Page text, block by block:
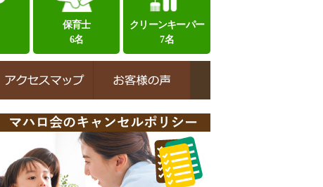
保育士
6名
クリーンキーパー
7名